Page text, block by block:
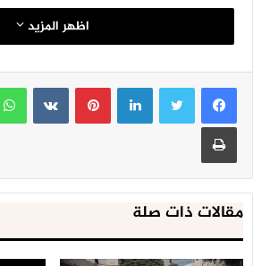
اظهر المزيد
لينكدإنبينتيريست
طباعة
مقالات ذات صلة